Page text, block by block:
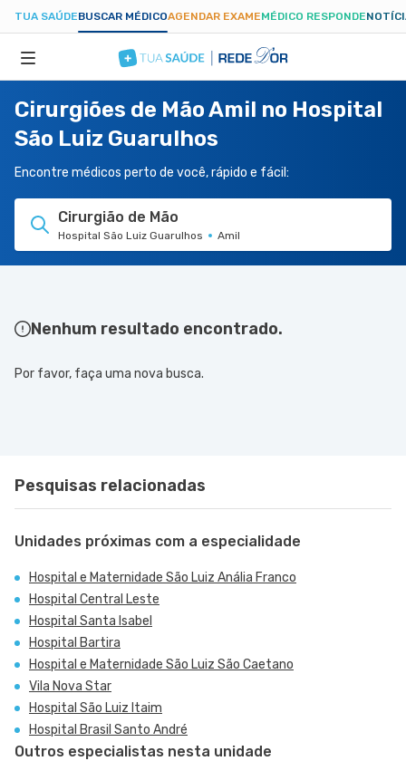
TUA SAÚDEBUSCAR MÉDICOAGENDAR EXAMEMÉDICO RESPONDE
ESPECIALIDADES
HOSPITAIS
TUASAUDE.COM
Cirurgiões de Mão Amil no Hospital
São Luiz Guarulhos
Encontre médicos perto de você, rápido e fácil:
Cirurgião de Mão
Hospital São Luiz Guarulhos Amil
Nenhum resultado encontrado.
Por favor, faça uma nova busca.
Pesquisas relacionadas
Unidades próximas com a especialidade
Hospital e Maternidade São Luiz Anália Franco
Hospital Central Leste
Hospital Santa Isabel
Hospital Bartira
Hospital e Maternidade São Luiz São Caetano
Vila Nova Star
Hospital São Luiz Itaim
Hospital Brasil Santo André
Outros especialistas nesta unidade